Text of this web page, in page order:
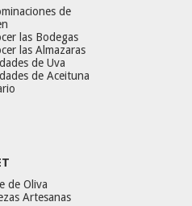
de
las Bodegas
las Almazaras
de Uva
de Aceituna
de Oliva
Artesanas